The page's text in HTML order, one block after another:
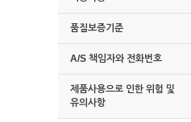
품질보증기준
A/S 책임자와 전화번호
제품사용으로 인한 위험 및
유의사항